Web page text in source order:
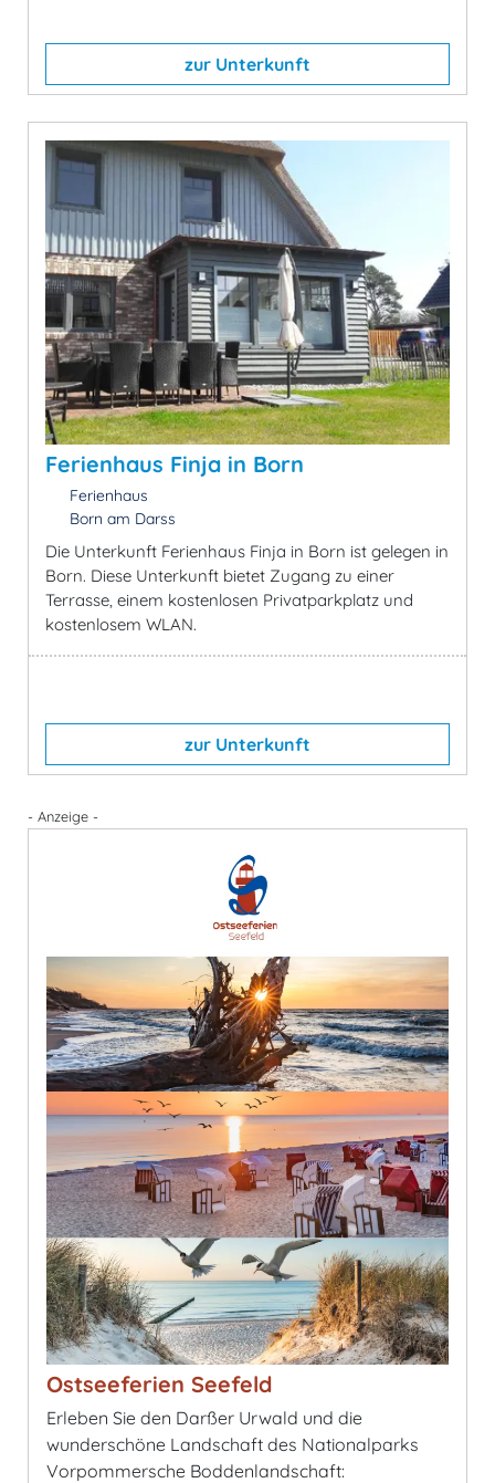
zur Unterkunft
Ferienhaus Finja in Born
Ferienhaus
Born am Darss
Die Unterkunft Ferienhaus Finja in Born ist gelegen in
Born. Diese Unterkunft bietet Zugang zu einer
Terrasse, einem kostenlosen Privatparkplatz und
kostenlosem WLAN.
zur Unterkunft
- Anzeige -
Ostseeferien Seefeld
Erleben Sie den Darßer Urwald und die
wunderschöne Landschaft des Nationalparks
Vorpommersche Boddenlandschaft: